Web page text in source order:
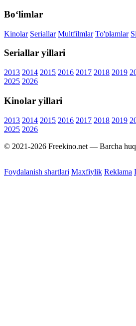
Bo‘limlar
Kinolar Seriallar Multfilmlar To'plamlar
Seriallar yillari
2013 2014 2015 2016 2017 2018 2019
2025 2026
Kinolar yillari
2013 2014 2015 2016 2017 2018 2019
2025 2026
© 2021-2026 Freekino.net — Barcha
Foydalanish shartlari Maxfiylik Reklama